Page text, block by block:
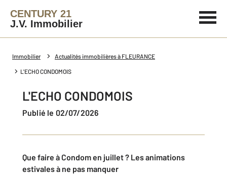
CENTURY 21
J.V. Immobilier
Immobilier Actualités immobilières à FLEURANCE
L'ECHO CONDOMOIS
L'ECHO CONDOMOIS
Publié le 02/07/2026
Que faire à Condom en juillet ? Les animations
estivales à ne pas manquer